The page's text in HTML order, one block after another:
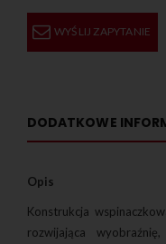
WYŚLIJ ZAPYTANIE
DODATKOWE
Opis
Konstrukcja
rozwijająca